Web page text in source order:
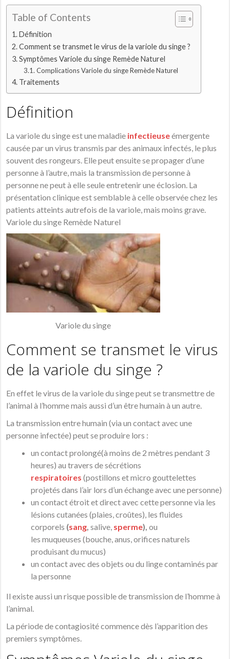
Table of Contents
Définition
Comment se transmet le virus de la variole du singe ?
Symptômes Variole du singe Remède Naturel
Complications Variole du singe Remède Naturel
Traitements
Définition
La variole du singe est une maladie infectieuseémergente
causée par un virus transmis par des animaux infectés, le plus
souvent des rongeurs. Elle peut ensuite se propager d’une
personne à l’autre, mais la transmission de personne à
personne ne peut à elle seule entretenir une éclosion. La
présentation clinique est semblable à celle observée chez les
patients atteints autrefois de la variole, mais moins grave.
Variole du singe Remède Naturel
Variole du singe
Comment se transmet le virus
de la variole du singe ?
En effet le virus de la variole du singe peut se transmettre de
l’animal à l’homme mais aussi d’un être humain à un autre.
La transmission entre humain (via un contact avec une
personne infectée) peut se produire lors :
un contact prolongé(à moins de 2 mètres pendant 3
heures) au travers de sécrétions
respiratoires (postillons et micro gouttelettes
projetés dans l’air lors d’un échange avec une personne)
un contact étroit et direct avec cette personne via les
lésions cutanées (plaies, croûtes), les fluides
corporels (sang, salive, sperme), ou
les muqueuses (bouche, anus, orifices naturels
produisant du mucus)
un contact avec des objets ou du linge contaminés par
la personne
Il existe aussi un risque possible de transmission de l’homme à
l’animal.
La période de contagiosité commence dès l’apparition des
premiers symptômes.